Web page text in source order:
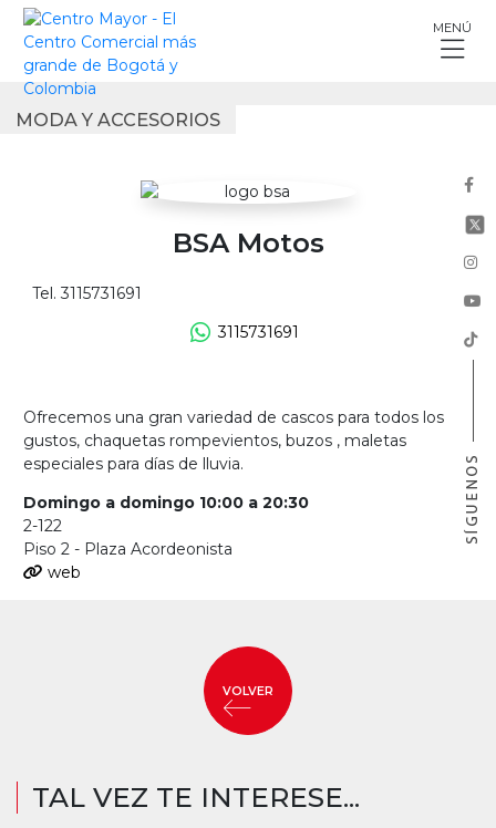
Skip
MENÚ
Ofrecemos una gran variedad de cascos para todos los
gustos, chaquetas rompevientos, buzos , maletas
especiales para días de lluvia.
Domingo a domingo 10:00 a 20:30
2-122
Piso 2 - Plaza Acordeonista
web
MODA Y ACCESORIOS
BSA Motos
Tel. 3115731691
3115731691
VOLVER
TAL VEZ TE INTERESE...